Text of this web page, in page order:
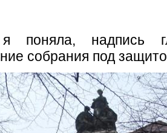
я поняла, надпись
собрания под